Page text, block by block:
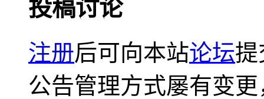
投稿讨论
注册后可向本站论坛提
公告管理方式屡有变